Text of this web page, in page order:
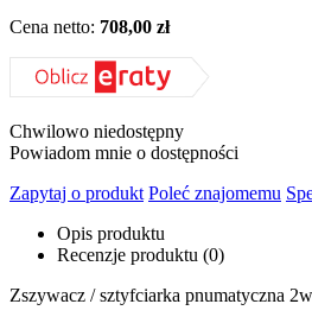
Cena netto: 708,00 zł
Chwilowo niedostępny
Powiadom mnie o dostępności
Zapytaj o produkt Poleć znajomemu
Opis produktu
Recenzje produktu (0)
Zszywacz / sztyfciarka pnumatyczna